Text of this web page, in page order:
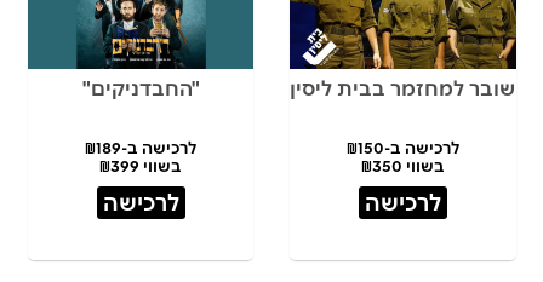
שובר למחזמר בבית ליסין
לרכישה ב-₪150
בשווי ₪350
לרכישה
"החבדניקים"
לרכישה ב-₪189
בשווי ₪399
לרכישה